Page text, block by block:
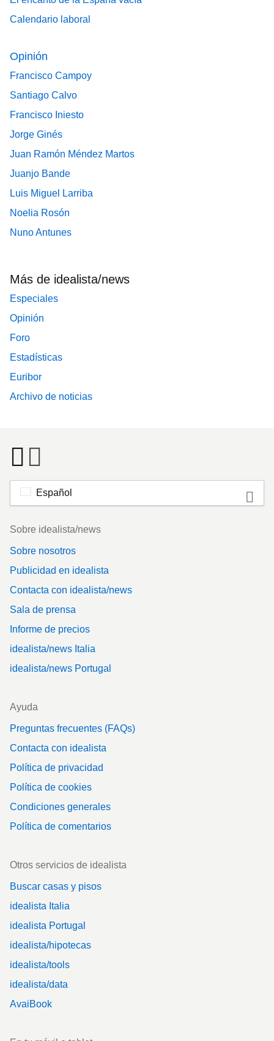
Calendario laboral
Opinión
Francisco Campoy
Santiago Calvo
Francisco Iniesto
Jorge Ginés
Juan Ramón Méndez Martos
Juanjo Bande
Luis Miguel Larriba
Noelia Rosón
Nuno Antunes
Más de idealista/news
Especiales
Opinión
Foro
Estadísticas
Euribor
Archivo de noticias
Español
Footer
Sobre idealista/news
Sobre nosotros
Publicidad en idealista
Contacta con idealista/news
Sala de prensa
Informe de precios
idealista/news Italia
idealista/news Portugal
Ayuda
Preguntas frecuentes (FAQs)
Contacta con idealista
Política de privacidad
Política de cookies
Condiciones generales
Política de comentarios
Otros servicios de idealista
Buscar casas y pisos
idealista Italia
idealista Portugal
idealista/hipotecas
idealista/tools
idealista/data
AvaiBook